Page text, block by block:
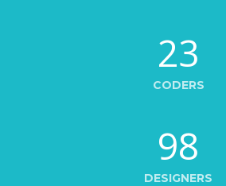
23
CODERS
98
DESIGNERS